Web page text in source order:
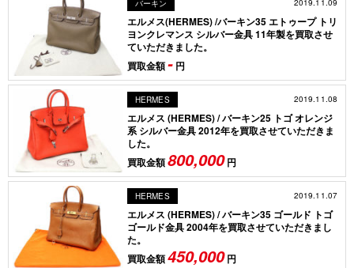
バーキン 2019.11.09
エルメス(HERMES) /バーキン35 エトゥープ トリ
ヨンクレマンス シルバー金具 11年製を買取させ
ていただきました。
買取金額- 円
HERMES 2019.11.08
エルメス (HERMES) / バーキン25 トゴ オレンジ
系 シルバー金具 2012年を買取させていただきま
した。
買取金額800,000円
HERMES 2019.11.07
エルメス (HERMES) / バーキン35 ゴールド トゴ
ゴールド金具 2004年を買取させていただきまし
た。
買取金額450,000円